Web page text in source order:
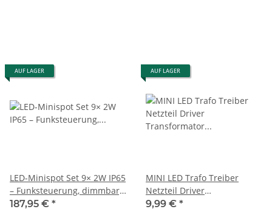
AUF LAGER
LED-Minispot Set 9× 2W IP65
– Funksteuerung, dimmbar,
erweiterbar bis 10 Spots #1
187,95 € *
AUF LAGER
MINI LED Trafo Treiber
Netzteil Driver
Transformator 2,5A-30watt-
9,99 € *